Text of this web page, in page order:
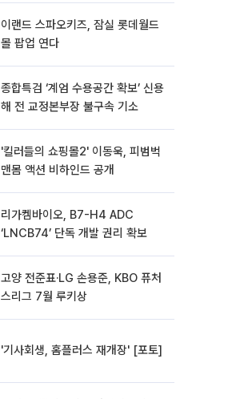
이랜드 스파오키즈, 잠실 롯데월드
몰 팝업 연다
종합특검 ‘계엄 수용공간 확보’ 신용
해 전 교정본부장 불구속 기소
'킬러들의 쇼핑몰2' 이동욱, 피범벅
맨몸 액션 비하인드 공개
리가켐바이오, B7-H4 ADC
‘LNCB74’ 단독 개발 권리 확보
고양 전준표·LG 손용준, KBO 퓨처
스리그 7월 루키상
'기사회생, 홈플러스 재개장' [포토]